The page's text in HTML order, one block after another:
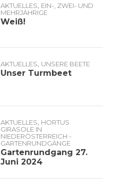
AKTUELLES, EIN-, ZWEI- UND
MEHRJÄHRIGE
Weiß!
AKTUELLES, UNSERE BEETE
Unser Turmbeet
AKTUELLES, HORTUS
GIRASOLE IN
NIEDERÖSTERREICH -
GARTENRUNDGÄNGE
Gartenrundgang 27.
Juni 2024